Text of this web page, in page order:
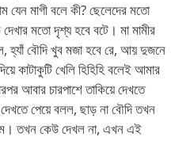
মাগী বলে কী? ছেলেদের মতো
মতো দৃশ্য হবে বটে। মা মামীর
হ্যাঁ বৌদি খুব মজা হবে রে, আয় দুজনে
কাটাকুটি খেলি হিহিহি বলেই আমার
আবার চারপাশে তাকিয়ে দেখতে
পেয়ে বলল, ছাড় না বৌদি তখন
তখন কেউ দেখল না, এখন এই